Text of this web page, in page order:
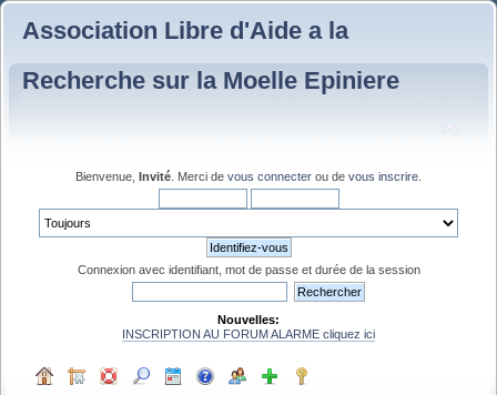
Association Libre d'Aide a la
Recherche sur la Moelle Epiniere
Bienvenue, Invité . Merci de vous connecter ou de vous inscrire
Connexion avec identifiant, mot de passe et durée de la session
Nouvelles:
INSCRIPTION AU FORUM ALARME cliquez ici